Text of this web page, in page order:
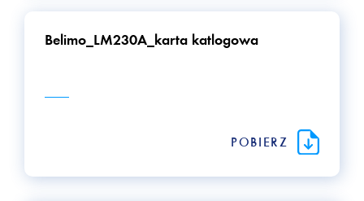
Belimo_LM230A_karta katlogowa
POBIERZ